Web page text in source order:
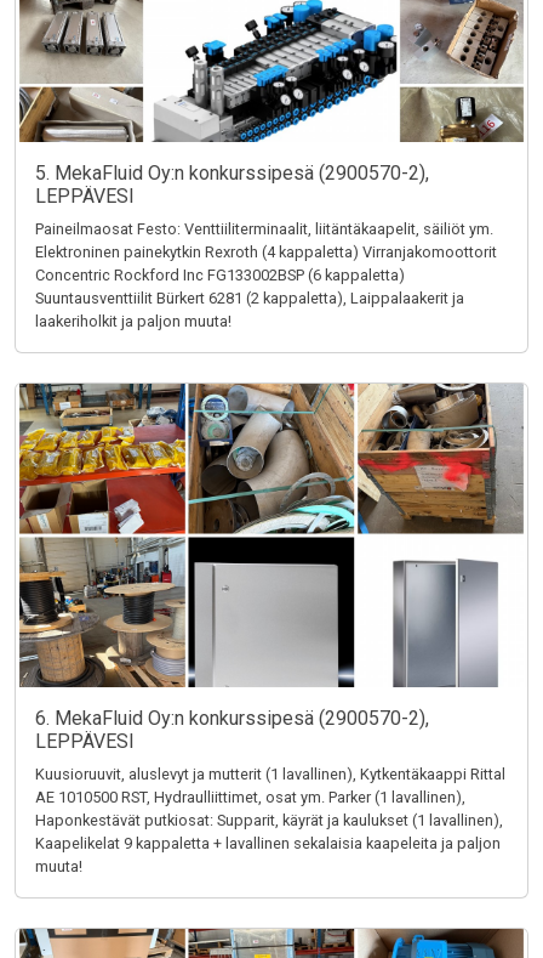
5. MekaFluid Oy:n konkurssipesä (2900570-2),
LEPPÄVESI
Paineilmaosat Festo: Venttiiliterminaalit, liitäntäkaapelit, säiliöt ym.
Elektroninen painekytkin Rexroth (4 kappaletta) Virranjakomoottorit
Concentric Rockford Inc FG133002BSP (6 kappaletta)
Suuntausventtiilit Bürkert 6281 (2 kappaletta), Laippalaakerit ja
laakeriholkit ja paljon muuta!
6. MekaFluid Oy:n konkurssipesä (2900570-2),
LEPPÄVESI
Kuusioruuvit, aluslevyt ja mutterit (1 lavallinen), Kytkentäkaappi Rittal
AE 1010500 RST, Hydraulliittimet, osat ym. Parker (1 lavallinen),
Haponkestävät putkiosat: Supparit, käyrät ja kaulukset (1 lavallinen),
Kaapelikelat 9 kappaletta + lavallinen sekalaisia kaapeleita ja paljon
muuta!